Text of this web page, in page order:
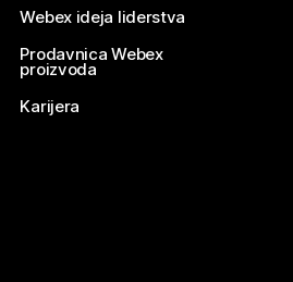
Webex ideja liderstva
Prodavnica Webex
proizvoda
Karijera